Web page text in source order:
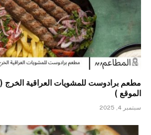
مطعم برادوست للمشويات العراقية الخرج
الموقع )
سبتمبر 4, 2025